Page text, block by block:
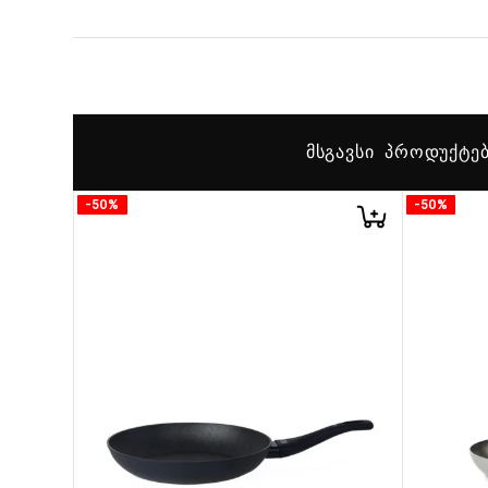
ᲛᲡᲒᲐᲕᲡᲘ
-50% -50%